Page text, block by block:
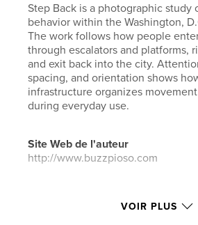
Step Back is a photographic study
behavior within the Washington,
The work follows how people
through escalators and platforms,
and exit back into the city.
spacing, and orientation shows
infrastructure organizes
during everyday use.
Site Web de l'auteur
http://www.buzzpioso.com
Caractéristiques et
VOIR PLUS